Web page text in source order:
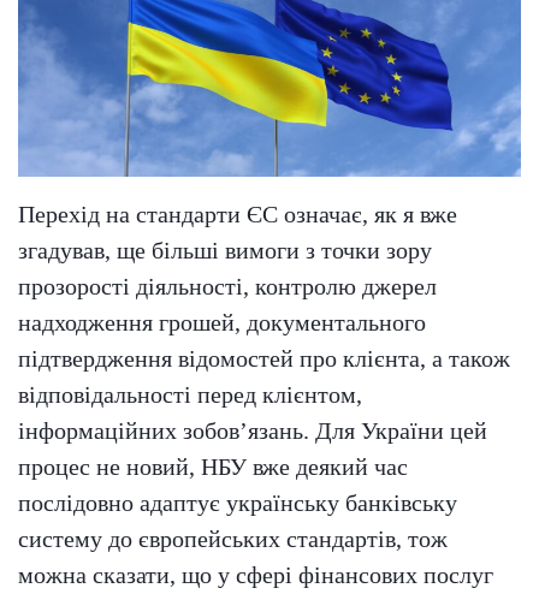
Перехід на стандарти ЄС означає, як я вже
згадував, ще більші вимоги з точки зору
прозорості діяльності, контролю джерел
надходження грошей, документального
підтвердження відомостей про клієнта, а також
відповідальності перед клієнтом,
інформаційних зобов’язань. Для України цей
процес не новий, НБУ вже деякий час
послідовно адаптує українську банківську
систему до європейських стандартів, тож
можна сказати, що у сфері фінансових послуг